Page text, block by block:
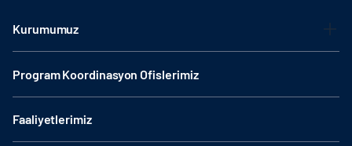
Kurumumuz
Program Koordinasyon Ofislerimiz
Faaliyetlerimiz